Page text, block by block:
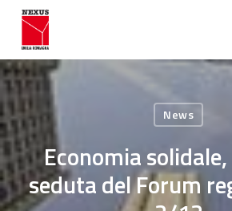
Skip
main
content
News
Economia
seduta del Forum